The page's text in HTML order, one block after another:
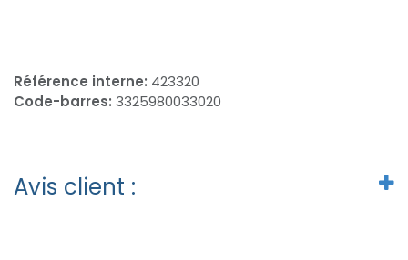
Référence interne: 423320
Code-barres: 3325980033020
Avis client :